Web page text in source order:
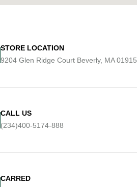
STORE LOCATION
9204 Glen Ridge Court Beverly, MA 01915
CALL US
(234)400-5174-888
CARRED